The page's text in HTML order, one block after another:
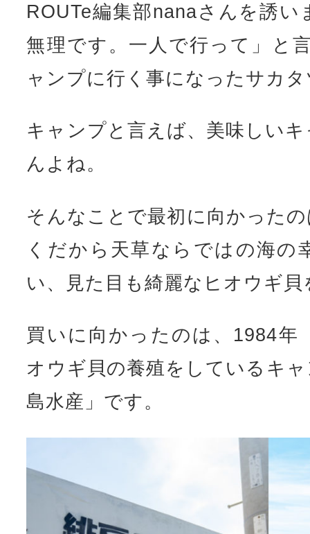
ROUTe編集部nanaさんを誘
無理です。一人で行って」と
ャンプに行く事になったサカ
キャンプと言えば、美味しい
んよね。
そんなことで最初に向かった
くだから天草ならではの海の
い、見た目も綺麗なヒオウギ
買いに向かったのは、1984年
オウギ貝の養殖をしているキ
島水産」です。